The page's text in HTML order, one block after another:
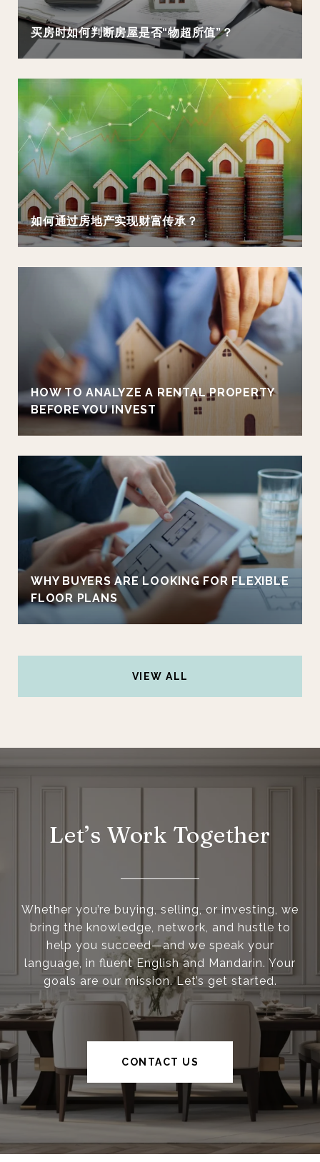
买房时如何判断房屋是否“物超所值”？
如何通过房地产实现财富传承？
HOW TO ANALYZE A RENTAL PROPERTY
BEFORE YOU INVEST
WHY BUYERS ARE LOOKING FOR FLEXIBLE
FLOOR PLANS
VIEW ALL
Let’s Work Together
Whether you’re buying, selling, or investing, we
bring the knowledge, network, and hustle to
help you succeed—and we speak your
language, in fluent English and Mandarin. Your
goals are our mission. Let’s get started.
CONTACT US